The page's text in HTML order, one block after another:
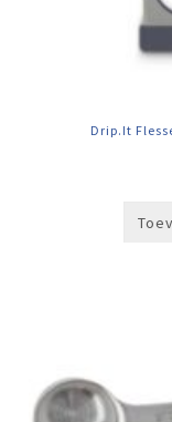
Drip.It